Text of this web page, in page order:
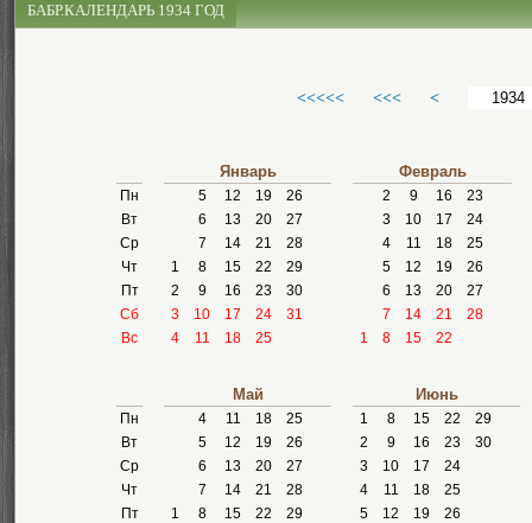
БАБР.КАЛЕНДАРЬ 1934 ГОД
<<<<< <<< <
Пн
Вт
Ср
Чт
Пт
Сб
Вс
Январь
5 12 19
26
6
13 20
27
7
14 21
28
1
8 15 22
29
2
9 16 23
30
3
10 17 24
31
4
11 18 25
Февраль
2 9 16
23
3
10 17
24
4
11 18
25
5
12 19
26
6
13 20
27
7
14 21
28
1
8 15 22
Пн
Вт
Ср
Чт
Пт
Май
4 11 18
25
5
12 19
26
6
13 20
27
7
14 21
28
1
8 15 22
29
Июнь
1 8 15 22
29
2
9 16 23
30
3
10 17
24
4
11 18
25
5
12 19
26